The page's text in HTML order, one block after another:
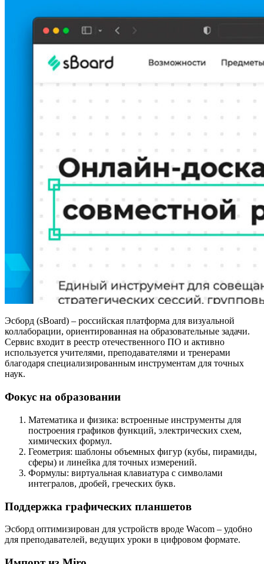
Эсборд (sBoard) – российская платформа для визуальной
коллаборации, ориентированная на образовательные задачи.
Сервис входит в реестр отечественного ПО и активно
используется учителями, преподавателями и тренерами
благодаря специализированным инструментам для точных
наук.
Фокус на образовании
Математика и физика: встроенные инструменты для
построения графиков функций, электрических схем,
химических формул.
Геометрия: шаблоны объемных фигур (кубы, пирамиды,
сферы) и линейка для точных измерений.
Формулы: виртуальная клавиатура с символами
интегралов, дробей, греческих букв.
Поддержка графических планшетов
Эсборд оптимизирован для устройств вроде Wacom – удобно
для преподавателей, ведущих уроки в цифровом формате.